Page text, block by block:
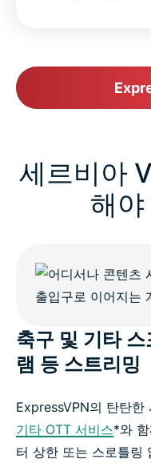
세르비아
해
축구 및 기타
램 등 스트리밍
ExpressVPN의 탄탄한
기타 OTT 서비스*와
터 상한 또는 스로틀링